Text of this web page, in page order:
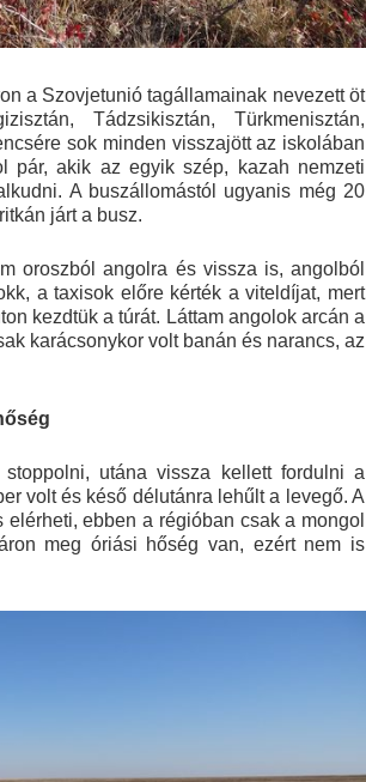
a Szovjetunió tagállamainak nevezett öt
Tádzsikisztán, Türkmenisztán,
sok minden visszajött az iskolában
pár, akik az egyik szép, kazah nemzeti
A buszállomástól ugyanis még 20
járt a busz.
oroszból angolra és vissza is, angolból
a taxisok előre kérték a viteldíjat, mert
kezdtük a túrát. Láttam angolok arcán a
karácsonykor volt banán és narancs, az
stoppolni, utána vissza kellett fordulni a
volt és késő délutánra lehűlt a levegő. A
ebben a régióban csak a mongol
meg óriási hőség van, ezért nem is